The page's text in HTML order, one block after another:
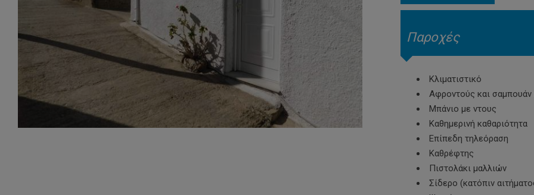
Παροχές
Κλιματιστικό
Αφροντούς και σαμπουάν
Μπάνιο με ντους
Καθημερινή καθαριότητα
Επίπεδη τηλεόραση
Καθρέφτης
Πιστολάκι μαλλιών
Σίδερο (κατόπιν